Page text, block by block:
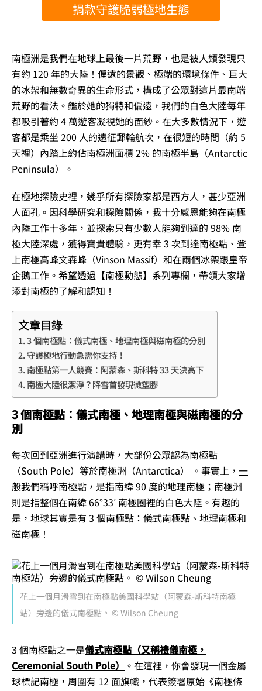
捐款守護脆弱極地生態
南極洲是我們在地球上最後一片荒野，也是被人類發現只
有約 120 年的大陸！偏遠的景觀、極端的環境條件、巨大
的冰架和無數奇異的生命形式，構成了公眾對這片最南端
荒野的看法。鑑於她的獨特和偏遠，我們的白色大陸每年
都吸引著約 4 萬遊客凝視她的面紗。在大多數情況下，遊
客都是乘坐 200 人的遠征郵輪航次，在很短的時間（約 5
天裡）內踏上約佔南極洲面積 2% 的南極半島（Antarctic
Peninsula）。
在極地探險史裡，幾乎所有探險家都是西方人，甚少亞洲
人面孔。因科學研究和探險關係，我十分感恩能夠在南極
內陸工作十多年，並探索只有少數人能夠到達的 98% 南
極大陸深處，獲得寶貴體驗，更有幸 3 次到達南極點、登
上南極高峰文森峰（Vinson Massif）和在兩個冰架跟皇帝
企鵝工作。希望透過【南極動態】系列專欄，帶領大家增
添對南極的了解和認知！
文章目錄
3 個南極點：儀式南極、地理南極與磁南極的分別
守護極地行動急需你支持！
南極點第一人競賽：阿蒙森、斯科特 33 天決高下
南極大陸很潔淨？降雪首發現微塑膠
3 個南極點：儀式南極、地理南極與磁南極的分
別
每次回到亞洲進行演講時，大部份公眾認為南極點
（South Pole）等於南極洲（Antarctica） 。事實上， 一
般我們稱呼南極點，是指南緯 90 度的地理南極；南極洲
則是指整個在南緯 66°33′ 南極圈裡的白色大陸 。有趣的
是，地球其實是有 3 個南極點：儀式南極點、地理南極和
磁南極！
花上一個月滑雪到在南極點美國科學站（阿蒙森-斯科特南極
站）旁邊的儀式南極點。 © Wilson Cheung
3 個南極點之一是儀式南極點（又稱禮儀南極，
Ceremonial South Pole）
。在這裡，你會發現一個金屬
球標記南極，周圍有 12 面旗幟，代表簽署原始《南極條